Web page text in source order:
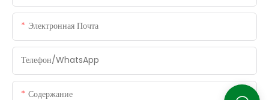
Электронная Почта
Телефон/WhatsApp
Содержание